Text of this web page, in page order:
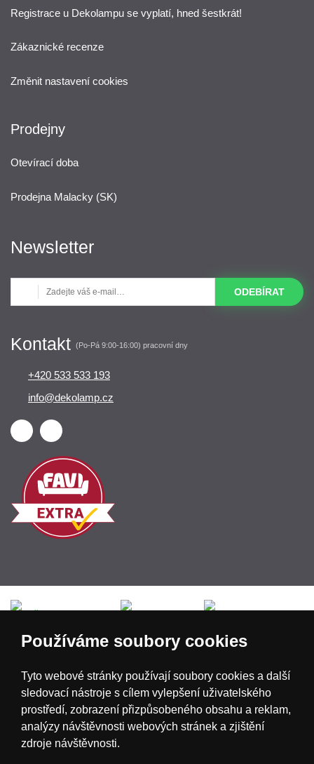
Registrace u Dekolampu se vyplatí, hned šestkrát!
Zákaznické recenze
Změnit nastavení cookies
Prodejny
Otevírací doba
Prodejna Malacky (SK)
Newsletter
ODEBÍRAT
Kontakt (Po-Pá 9:00-16:00) pracovní dny
+420 533 533 193
info@dekolamp.cz
Používáme soubory cookies
Tyto webové stránky používají soubory cookies a další
sledovací nástroje s cílem vylepšení uživatelského
prostředí, zobrazení přizpůsobeného obsahu a reklam,
analýzy návštěvnosti webových stránek a zjištění
zdroje návštěvnosti.